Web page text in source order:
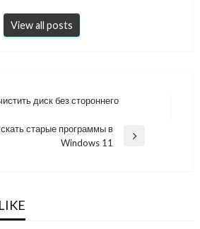
View all posts
диск без стороннего
старые программы в
Windows 11